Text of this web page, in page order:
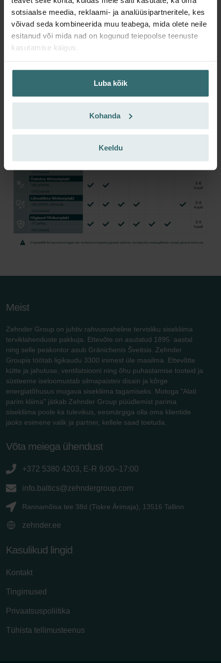
sotsiaalse meedia, reklaami- ja analüüsipartneritele, kes
võivad seda kombineerida muu teabega, mida olete neile
esitanud või mida nad on kogunud teiepoolse teenuste
kasutamise käigus.
Luba kõik
Kohanda
Keeldu
Coarse 60% põhineb uue filtristandardi ISO 16890
klassifikatsioonil. Coarse viitab >10 mikroni osakeste
eraldusvõimele.
suurusvahemikus >10 mikronit on õhust eraldatud. G4 tähistab
varem kasutatud klassifikatsiooni.
Mõlemat filtrit võib kasutada nii sissepuhke- kui ka väljatõmbeõhu
Meist
Zehnder Group on juhtiv rahvusvaheline tervisliku sisekliima
terviklahenduste pakkuja. Ettevõte on asutatud 1895. aastal
ning selle peakontor asub Gränichenis Šveitsis. Zehnder
Groupis töötab ligikaudu 3300 inimest üle maailma. Ettevõtte
kütte ja jahutuse, ventilatsiooni ning õhu puhastamise tooteid ja
süsteeme iseloomustab silmapaistev disain ja kõrge
energiatõhusus mugava sisekliima tagamiseks. Motoga "Alati
parim kliima" jätkab Zehnder Group püüdlemist parima
sisekliima poole ka tulevikus, eesmärgiga olla oma klientide
jaoks esimene valik ja partner, kellele saad toetuda.
Võta meiega ühendust
+372 5380 4203, E-R 9:00–17:00
info.baltics@zehndergroup.com
Rannamõisa tee 38d (Tiskre Ärimaja), 13516 Tallinn
zehnder.ee
Kasulikud lingid
Kontakt
Tingimused
Privaatsuspoliitika
Tühista tellimusteenus